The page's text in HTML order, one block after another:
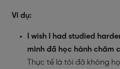
Ví dụ:
I wish I had studied
mình đã học hành chăm
Thực tế là tôi đã không